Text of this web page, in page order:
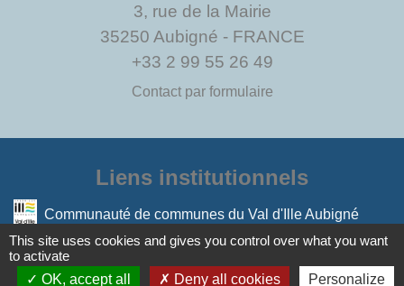
3, rue de la Mairie
35250 Aubigné - FRANCE
+33 2 99 55 26 49
Contact par formulaire
Liens institutionnels
Communauté de communes du Val d'Ille Aubigné
Mentions légales
This site uses cookies and gives you control over what you want
to activate
OK, accept all
Deny all cookies Personalize